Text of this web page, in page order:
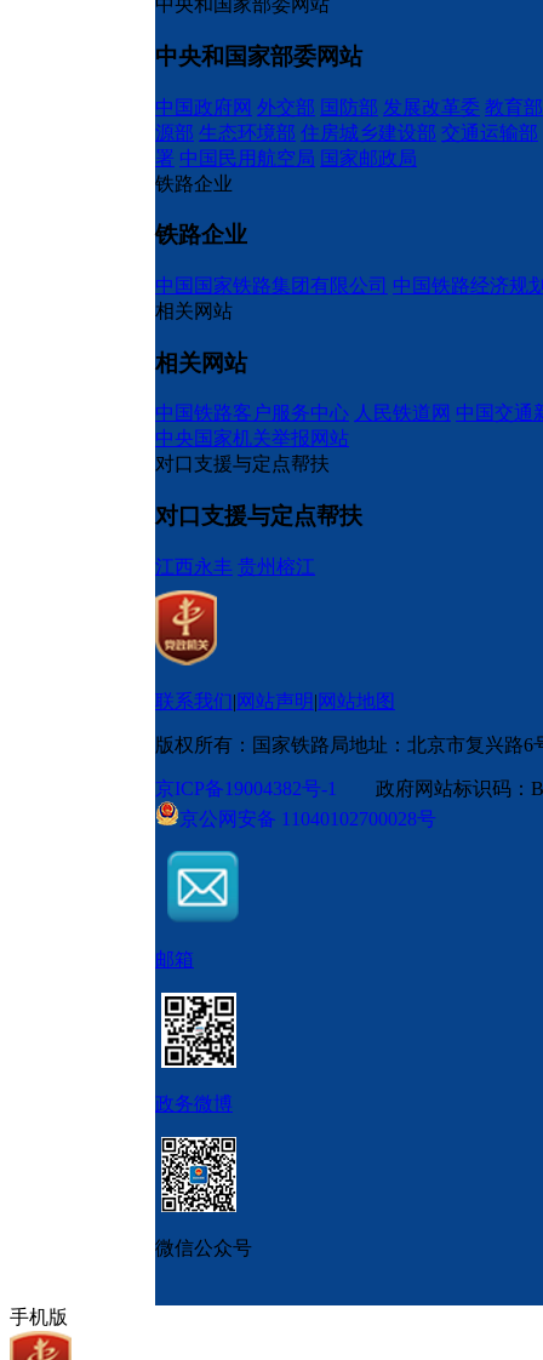
中央和国家部委网站
中央和国家部委网站
中国政府网 外交部 国防部 发展改革委 教育部
源部 生态环境部 住房城乡建设部 交通运输部
署 中国民用航空局 国家邮政局
铁路企业
铁路企业
中国国家铁路集团有限公司 中国铁路经济规
相关网站
相关网站
中国铁路客户服务中心 人民铁道网 中国交通
中央国家机关举报网站
对口支援与定点帮扶
对口支援与定点帮扶
江西永丰 贵州榕江
联系我们|网站声明|网站地图
版权所有：国家铁路局地址：北京市复兴路6
京ICP备19004382号-1
政府网站标识码
京公网安备 11040102700028号
邮箱
政务微博
微信公众号
手机版